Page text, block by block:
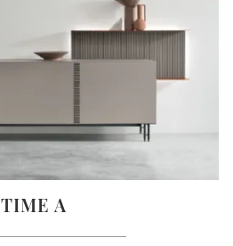
TIME A